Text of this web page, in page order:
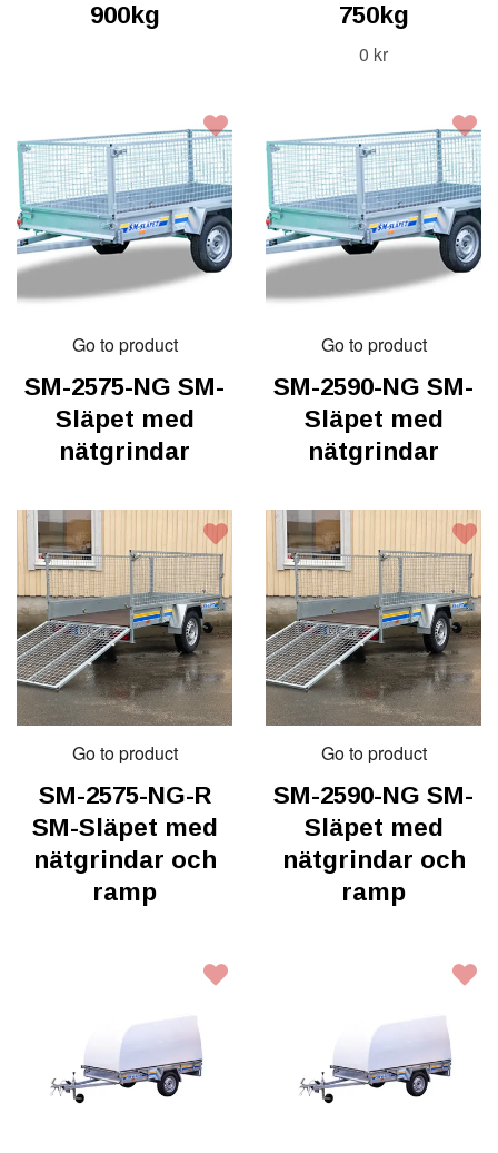
900kg
750kg
0 kr
Go to product
SM-2575-NG SM-
Släpet med
nätgrindar
Go to product
SM-2590-NG SM-
Släpet med
nätgrindar
Go to product
SM-2575-NG-R
SM-Släpet med
nätgrindar och
ramp
Go to product
SM-2590-NG SM-
Släpet med
nätgrindar och
ramp